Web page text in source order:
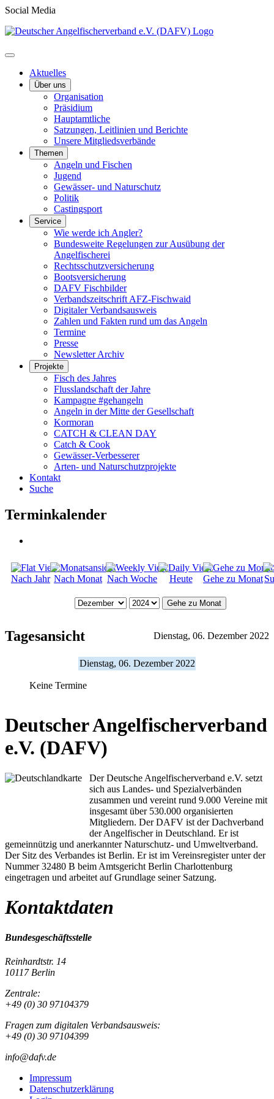
Social Media
Aktuelles
Über uns
Organisation
Präsidium
Hauptamtliche
Satzungen, Leitlinien und Berichte
Unsere Mitgliedsverbände
Themen
Angeln und Fischen
Jugend
Gewässer- und Naturschutz
Politik
Castingsport
Service
Wie werde ich Angler?
Bundesweite Regelungen zur Ausübung der
Angelfischerei
Rechtsschutzversicherung
Bootsversicherung
DAFV Fischbilder
Verbandszeitschrift AFZ-Fischwaid
Digitaler Verbandsausweis
Zahlen und Fakten rund um das Angeln
Termine
Presse
Newsletter Archiv
Projekte
Fisch des Jahres
Flusslandschaft der Jahre
Kampagne #gehangeln
Angeln in der Mitte der Gesellschaft
Kormoran
CATCH & CLEAN DAY
Catch & Cook
Gewässer-Verbesserer
Arten- und Naturschutzprojekte
Kontakt
Suche
Terminkalender
Nach Jahr Nach Monat Nach Woche Heute Gehe zu Monat
Gehe zu Monat
Tagesansicht Dienstag, 06. Dezember 2022
Dienstag, 06. Dezember 2022
Keine Termine
Deutscher Angelfischerverband
e.V. (DAFV)
Der Deutsche Angelfischerverband e.V. setzt
sich aus Landes- und Spezialverbänden
zusammen und vereint rund 9.000 Vereine mit
insgesamt über 530.000 organisierten
Mitgliedern. Der DAFV ist der Dachverband
der Angelfischer in Deutschland. Er ist
gemeinnützig und anerkannter Naturschutz- und Umweltverband.
Der Sitz des Verbandes ist Berlin. Er ist im Vereinsregister unter der
Nummer 32480 B beim Amtsgericht Berlin Charlottenburg
eingetragen und arbeitet auf Grundlage seiner Satzung.
Kontaktdaten
Bundesgeschäftsstelle
Reinhardtstr. 14
10117 Berlin
Zentrale:
+49 (0) 30 97104379
Fragen zum digitalen Verbandsausweis:
+49 (0) 30 97104399
info@dafv.de
Impressum
Datenschutzerklärung